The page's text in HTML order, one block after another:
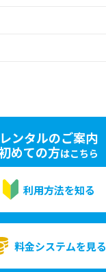
レンタルのご案内
めての方はこちら
利用方法を知る
料金システムを見る